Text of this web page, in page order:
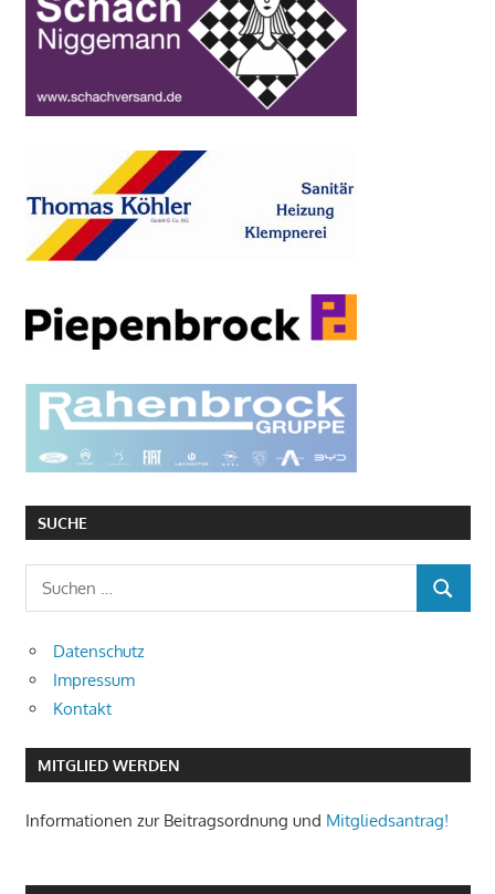
SUCHE
Suchen
nach:
SUCHEN
Datenschutz
Impressum
Kontakt
MITGLIED WERDEN
Informationen zur Beitragsordnung und Mitgliedsantrag!